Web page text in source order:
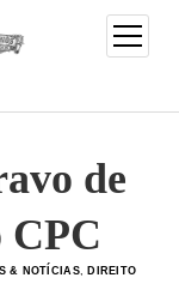
menu
de
de
CPC
& NOTÍCIAS,
DIREITO